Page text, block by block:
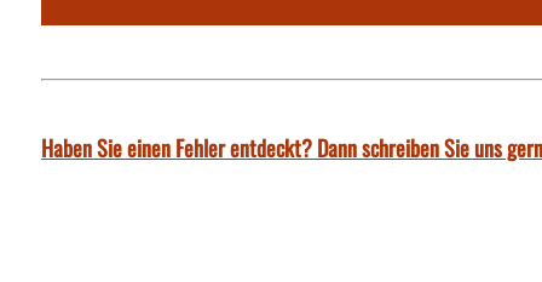
Haben Sie einen Fehler entdeckt? Dann schreiben Sie uns